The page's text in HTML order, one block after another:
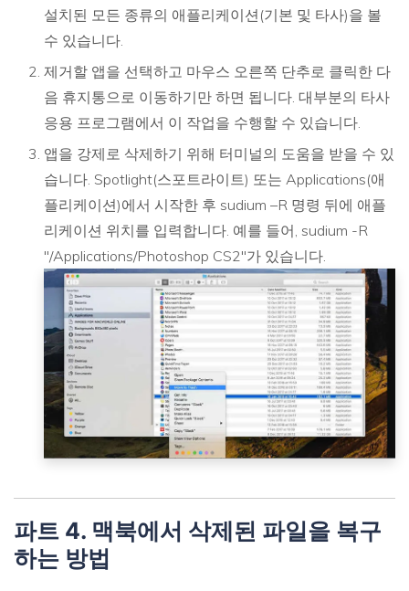
설치된 모든 종류의 애플리케이션(기본 및 타사)을 볼
수 있습니다.
제거할 앱을 선택하고 마우스 오른쪽 단추로 클릭한 다
음 휴지통으로 이동하기만 하면 됩니다. 대부분의 타사
응용 프로그램에서 이 작업을 수행할 수 있습니다.
앱을 강제로 삭제하기 위해 터미널의 도움을 받을 수 있
습니다. Spotlight(스포트라이트) 또는 Applications(애
플리케이션)에서 시작한 후 sudium –R 명령 뒤에 애플
리케이션 위치를 입력합니다. 예를 들어, sudium -R
"/Applications/Photoshop CS2"가 있습니다.
파트 4. 맥북에서 삭제된 파일을 복구
하는 방법